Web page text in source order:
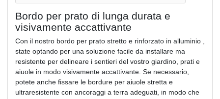
Bordo per prato di lunga durata e
visivamente accattivante
Con il nostro bordo per prato stretto e rinforzato in alluminio ,
state optando per una soluzione facile da installare ma
resistente per delineare i sentieri del vostro giardino, prati e
aiuole in modo visivamente accattivante. Se necessario,
potete anche fissare le bordure per aiuole stretta e
ultraresistente con ancoraggi a terra adeguati, in modo che